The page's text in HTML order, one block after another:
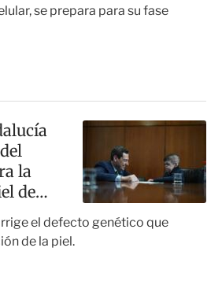
se prepara para su fase
la
de
el defecto genético que
de la piel.